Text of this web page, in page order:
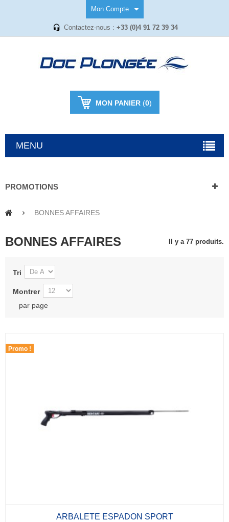
Mon Compte
Contactez-nous : +33 (0)4 91 72 39 34
MON PANIER(0)
MENU
PROMOTIONS
BONNES AFFAIRES
BONNES AFFAIRES Il y a 77 produits.
Tri
Montrer
par page
Promo !
ARBALETE ESPADON SPORT